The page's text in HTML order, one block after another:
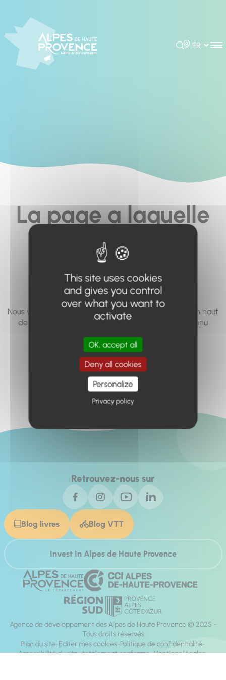
Rechercher
Choisir la
La page a laquelle
vous cherchez à
accéder n'existe
pas... ou plus.
Nous vous invitons à utiliser le moteur de recherche en haut
de page, ou à utiliser le menu pour trouver le contenu
Retour à l'accueil
Retrouvez-nous sur
Blog livres Blog VTT
Invest In Alpes de Haute Provence
Agence de développement des Alpes de Haute Provence © 2025 -
Tous droits réservés
Plan du site Éditer mes cookies Politique de confidentialité
Accessibilité du site : totalement conforme Mentions légales
This site uses cookies
and gives you control
over what you want to
activate
OK, accept all
Deny all cookies
Personalize
Privacy policy